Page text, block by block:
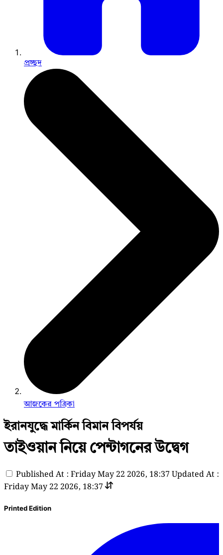
প্রচ্ছদ
আজকের পত্রিকা
ইরানযুদ্ধে মার্কিন বিমান বিপর্যয়
তাইওয়ান নিয়ে পেন্টাগনের উদ্বেগ
Published At : Friday May 22 2026, 18:37 Updated At :
Friday May 22 2026, 18:37
Printed Edition